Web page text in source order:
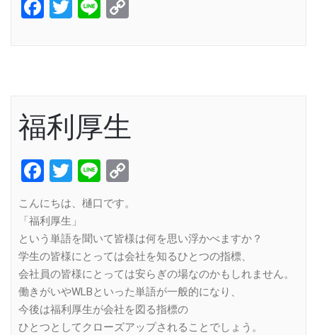
Facebook
Twitter
Line
福利厚生
Facebook
Twitter
Line
こんにちは、樋口です。
「福利厚生」
という単語を聞いて皆様は何を思い浮かべますか？
学生の皆様にとっては会社を知るひとつの指標、
会社員の皆様にとっては安らぎの場なのかもしれません。
働きがいやWLBといった単語が一般的になり、
今後は福利厚生が会社を図る指標の
ひとつとしてクローズアップされることでしょう。